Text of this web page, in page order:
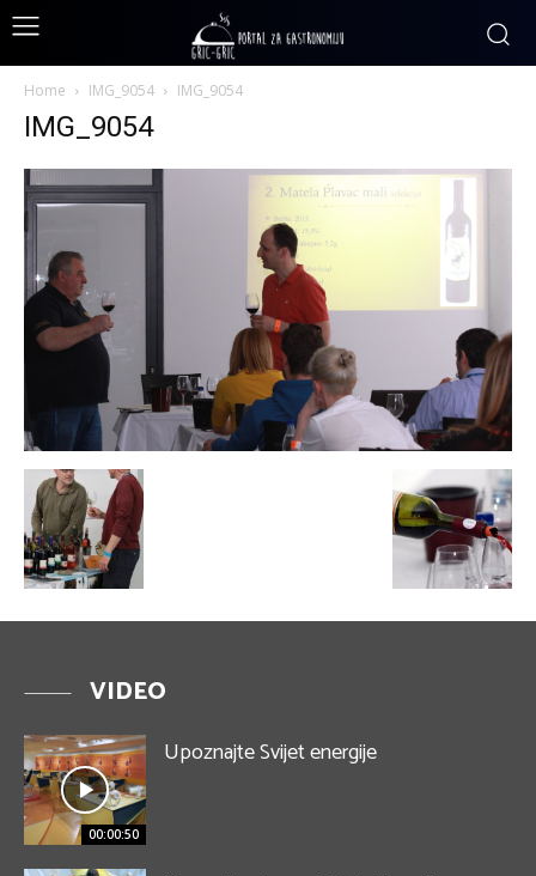
Home IMG_9054 IMG_9054
IMG_9054
VIDEO
00:00:50
Upoznajte Svijet energije